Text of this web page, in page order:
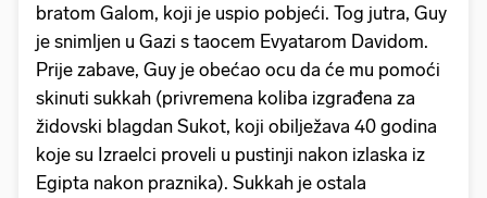
bratom Galom, koji je uspio pobjeći. Tog jutra, Guy
je snimljen u Gazi s taocem Evyatarom Davidom.
Prije zabave, Guy je obećao ocu da će mu pomoći
skinuti sukkah (privremena koliba izgrađena za
židovski blagdan Sukot, koji obilježava 40 godina
koje su Izraelci proveli u pustinji nakon izlaska iz
Egipta nakon praznika). Sukkah je ostala